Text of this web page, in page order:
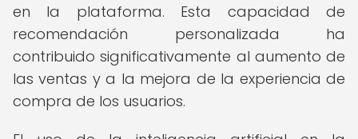
en la plataforma. Esta capacidad de
recomendación personalizada ha
contribuido significativamente al aumento de
las ventas y a la mejora de la experiencia de
compra de los usuarios.